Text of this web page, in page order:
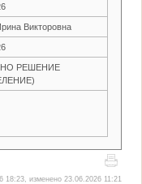
Викторовна
РЕШЕНИЕ
18:23, изменено 23.06.2026 11:21